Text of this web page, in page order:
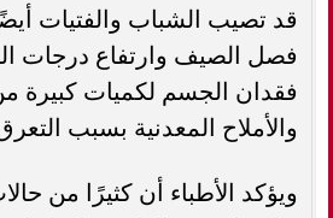
قد تصيب الشباب والفتيات
فصل الصيف وارتفاع درجات
فقدان الجسم لكميات كبيرة
والأملاح المعدنية بسبب
ويؤكد الأطباء أن كثيرًا من